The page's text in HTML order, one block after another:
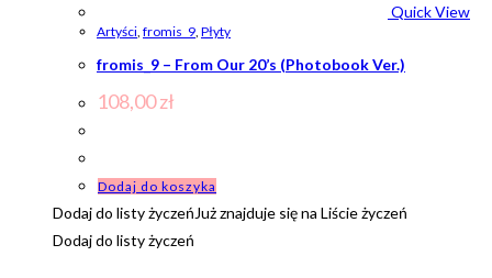
Quick View
Artyści fromis_9 Płyty
fromis_9 – From Our 20’s (Photobook Ver.)
108,00zł
Dodaj do koszyka
Dodaj do listy życzeńJuż znajduje się na Liście życzeń
Dodaj do listy życzeń